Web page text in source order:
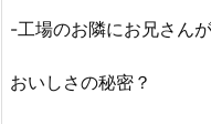
-工場のお隣にお兄さん
おいしさの秘密？